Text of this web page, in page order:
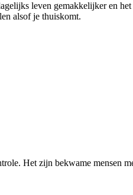
leven gemakkelijker en
alsof je thuiskomt.
Het zijn bekwame mensen